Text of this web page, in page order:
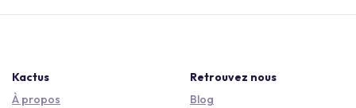
Kactus
À propos
Retrouvez nous
Blog